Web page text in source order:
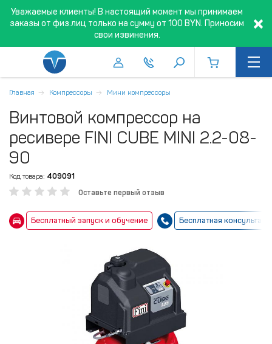
Уважаемые клиенты! В настоящий момент мы принимаем
заказы от физ.лиц только на сумму от 100 BYN. Приносим
свои извинения.
Главная Компрессоры Мини компрессоры
Винтовой компрессор на
ресивере FINI CUBE MINI 2.2-08-
90
Код товара: 409091
Оставьте первый отзыв
Бесплатный запуск и обучение Бесплатная